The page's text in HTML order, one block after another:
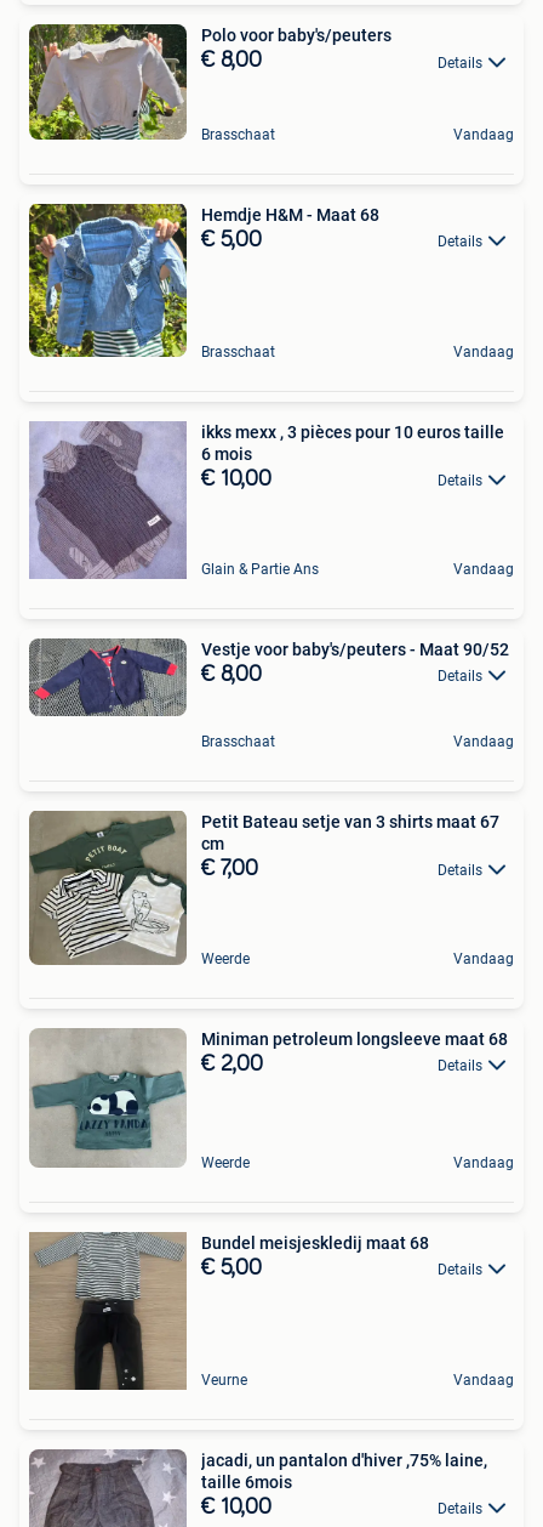
Polo voor baby's/peuters
€ 8,00 Details
Brasschaat Vandaag
Hemdje H&M - Maat 68
€ 5,00 Details
Brasschaat Vandaag
ikks mexx , 3 pièces pour 10 euros taille
6 mois
€ 10,00 Details
Glain & Partie Ans Vandaag
Vestje voor baby's/peuters - Maat 90/52
€ 8,00 Details
Brasschaat Vandaag
Petit Bateau setje van 3 shirts maat 67
cm
€ 7,00 Details
Weerde Vandaag
Miniman petroleum longsleeve maat 68
€ 2,00 Details
Weerde Vandaag
Bundel meisjeskledij maat 68
€ 5,00 Details
Veurne Vandaag
jacadi, un pantalon d'hiver ,75% laine,
taille 6mois
€ 10,00 Details